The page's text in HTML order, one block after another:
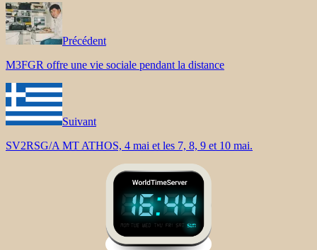
Précédent
M3FGR offre une vie sociale pendant la distance
Suivant
SV2RSG/A MT ATHOS, 4 mai et les 7, 8, 9 et 10 mai.